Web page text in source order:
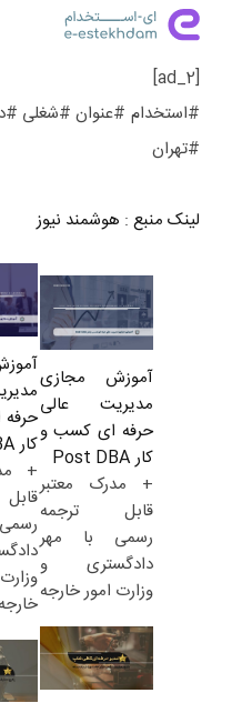
[ad_2]
#استخدام #عنوان #شغلی
#تهران
لینک منبع : هوشمند نیوز
آموزش مجازی
مدیریت عالی
حرفه ای کسب و
کار Post DBA
+ مدرک معتبر
قابل ترجمه
رسمی با مهر
دادگستری و
وزارت امور خارجه
کار DBA
+
خارجه